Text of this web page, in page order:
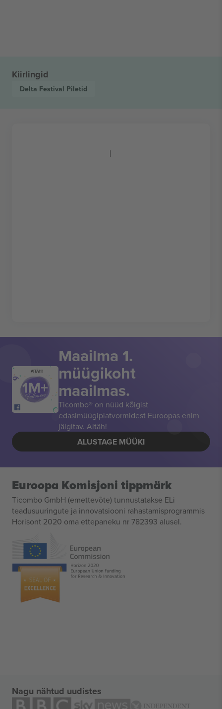
Kiirlingid
Delta Festival Piletid
AITÄH!
Maailma 1.
müügikoht
maailmas.
Ticombo® on nüüd kõigist
edasimüügiplatvormidest Euroopas enim
jälgitav. Aitäh!
ALUSTAGE MÜÜKI
Euroopa Komisjoni tippmärk
Ticombo GmbH (emettevõte) tunnustatakse ELi
teadusuuringute ja innovatsiooni rahastamisprogrammis
Horisont 2020 oma ettepaneku nr 782393 alusel.
Nagu nähtud uudistes